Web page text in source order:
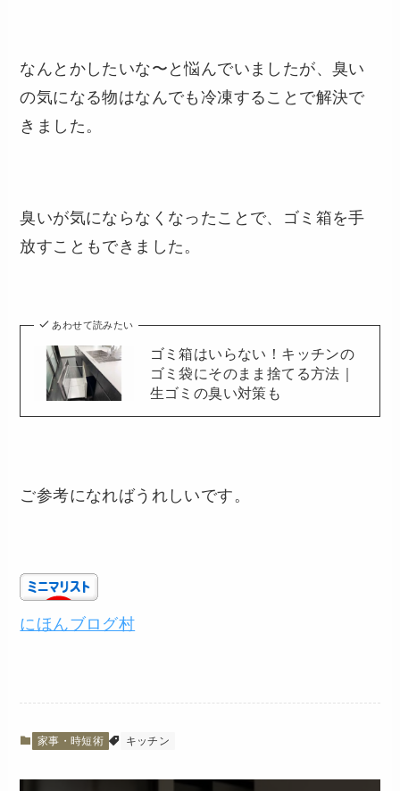
なんとかしたいな〜と悩んでいましたが、臭い
の気になる物はなんでも冷凍することで解決で
きました。
臭いが気にならなくなったことで、ゴミ箱を手
放すこともできました。
あわせて読みたい
ゴミ箱はいらない！キッチンの
ゴミ袋にそのまま捨てる方法｜
生ゴミの臭い対策も
ご参考になればうれしいです。
にほんブログ村
家事・時短術 キッチン